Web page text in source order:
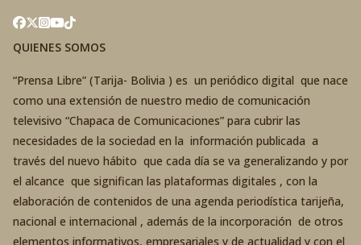
QUIENES SOMOS
“Prensa Libre” (Tarija- Bolivia ) es un periódico digital que nace
como una extensión de nuestro medio de comunicación
televisivo “Chapaca de Comunicaciones” para cubrir las
necesidades de la sociedad en la información publicada a
través del nuevo hábito que cada día se va generalizando y por
el alcance que significan las plataformas digitales , con la
elaboración de contenidos de una agenda periodística tarijeña,
nacional e internacional , además de la incorporación de otros
elementos informativos, empresariales y de actualidad y con el